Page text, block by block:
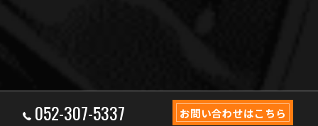
052-307-5337 お問い合わせはこちら